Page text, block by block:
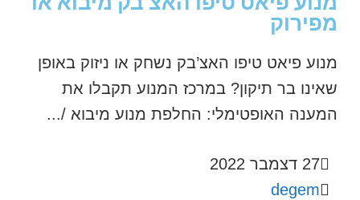
מפירוק
מנוע פיאט טיפו האצ’בק נשחק או ניזוק באופן
שאינו בר תיקון? במרכז המנוע תקבלו את
המענה האופטימלי: החלפת מנוע מיבוא /...
27 דצמבר 2022
degem